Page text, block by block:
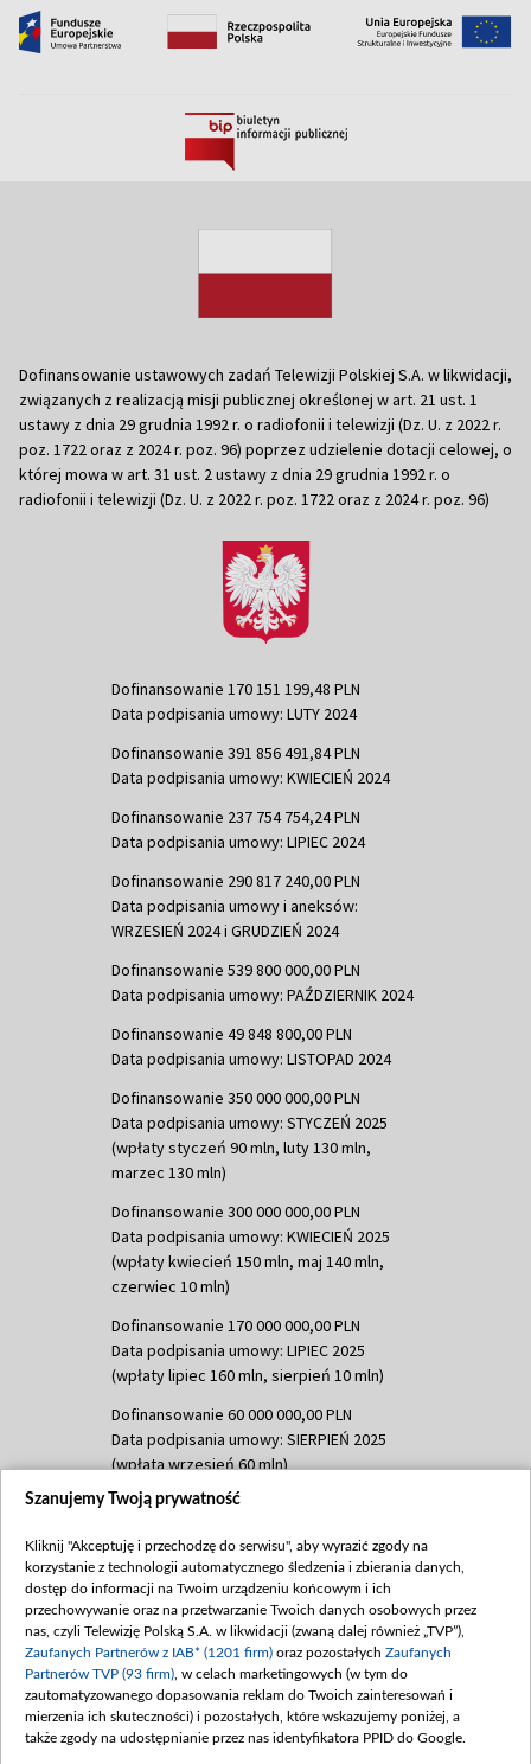
Dofinansowanie ustawowych zadań Telewizji Polskiej S.A. w likwidacji,
związanych z realizacją misji publicznej określonej w art. 21 ust. 1
ustawy z dnia 29 grudnia 1992 r. o radiofonii i telewizji (Dz. U. z 2022 r.
poz. 1722 oraz z 2024 r. poz. 96) poprzez udzielenie dotacji celowej, o
której mowa w art. 31 ust. 2 ustawy z dnia 29 grudnia 1992 r. o
radiofonii i telewizji (Dz. U. z 2022 r. poz. 1722 oraz z 2024 r. poz. 96)
Dofinansowanie 170 151 199,48 PLN
Data podpisania umowy: LUTY 2024
Dofinansowanie 391 856 491,84 PLN
Data podpisania umowy: KWIECIEŃ 2024
Dofinansowanie 237 754 754,24 PLN
Data podpisania umowy: LIPIEC 2024
Dofinansowanie 290 817 240,00 PLN
Data podpisania umowy i aneksów:
WRZESIEŃ 2024 i GRUDZIEŃ 2024
Dofinansowanie 539 800 000,00 PLN
Data podpisania umowy: PAŹDZIERNIK 2024
Dofinansowanie 49 848 800,00 PLN
Data podpisania umowy: LISTOPAD 2024
Dofinansowanie 350 000 000,00 PLN
Data podpisania umowy: STYCZEŃ 2025
(wpłaty styczeń 90 mln, luty 130 mln,
marzec 130 mln)
Dofinansowanie 300 000 000,00 PLN
Data podpisania umowy: KWIECIEŃ 2025
(wpłaty kwiecień 150 mln, maj 140 mln,
czerwiec 10 mln)
Dofinansowanie 170 000 000,00 PLN
Data podpisania umowy: LIPIEC 2025
(wpłaty lipiec 160 mln, sierpień 10 mln)
Dofinansowanie 60 000 000,00 PLN
Data podpisania umowy: SIERPIEŃ 2025
(wpłata wrzesień 60 mln)
Dofinansowanie 635 783 051,21 PLN
(wpłata wrzesień 100 mln, październik 350
mln, listopad 265 mln)
Dofinansowanie 48 862 000,00 PLN
Data podpisania umowy: GRUDZIEŃ 2025
(wpłata grudzień 60,548 mln)
Dofinansowanie 900 000 000,00 PLN
Data podpisania umowy: LUTY 2026 (wpłata
Szanujemy Twoją prywatność
Kliknij "Akceptuję i przechodzę do serwisu", aby wyrazić zgody na
korzystanie z technologii automatycznego śledzenia i zbierania danych,
dostęp do informacji na Twoim urządzeniu końcowym i ich
przechowywanie oraz na przetwarzanie Twoich danych osobowych przez
nas, czyli Telewizję Polską S.A. w likwidacji (zwaną dalej również „TVP”),
Zaufanych Partnerów z IAB* (1201 firm) oraz pozostałych Zaufanych
Partnerów TVP (93 firm) , w celach marketingowych (w tym do
zautomatyzowanego dopasowania reklam do Twoich zainteresowań i
mierzenia ich skuteczności) i pozostałych, które wskazujemy poniżej, a
także zgody na udostępnianie przez nas identyfikatora PPID do Google.